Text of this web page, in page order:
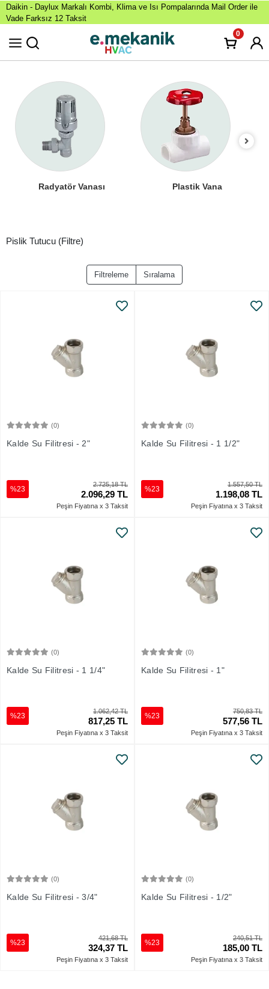
Daikin - Daylux Markalı Kombi, Klima ve Isı Pompalarında Mail Order ile
Vade Farksız 12 Taksit
0
Radyatör Vanası Plastik Vana
Pislik Tutucu (Filtre)
Filtreleme Sıralama
(0)
Kalde Su Filitresi - 2"
2.725,18 TL
2.096,29 TL
%23
Peşin Fiyatına x 3 Taksit
(0)
Kalde Su Filitresi - 1 1/2"
1.557,50 TL
1.198,08 TL
%23
Peşin Fiyatına x 3 Taksit
(0)
Kalde Su Filitresi - 1 1/4"
1.062,42 TL
817,25 TL
%23
Peşin Fiyatına x 3 Taksit
(0)
Kalde Su Filitresi - 1"
750,83 TL
577,56 TL
%23
Peşin Fiyatına x 3 Taksit
(0)
Kalde Su Filitresi - 3/4"
421,68 TL
324,37 TL
%23
Peşin Fiyatına x 3 Taksit
(0)
Kalde Su Filitresi - 1/2"
240,51 TL
185,00 TL
%23
Peşin Fiyatına x 3 Taksit